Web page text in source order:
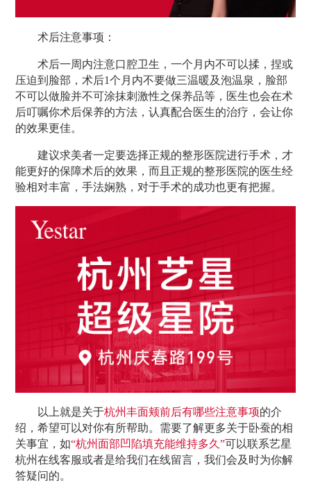
术后注意事项：
术后一周内注意口腔卫生，一个月内不可以揉，捏或
压迫到脸部，术后1个月内不要做三温暖及泡温泉，脸部
不可以做脸并不可涂抹刺激性之保养品等，医生也会在术
后叮嘱你术后保养的方法，认真配合医生的治疗，会让你
的效果更佳。
建议求美者一定要选择正规的整形医院进行手术，才
能更好的保障术后的效果，而且正规的整形医院的医生经
验相对丰富，手法娴熟，对于手术的成功也更有把握。
以上就是关于杭州丰面颊前后有哪些注意事项的介
绍，希望可以对你有所帮助。需要了解更多关于卧蚕的相
关事宜，如“杭州面部凹陷填充能维持多久”可以联系艺星
杭州在线客服或者是给我们在线留言，我们会及时为你解
答疑问的。